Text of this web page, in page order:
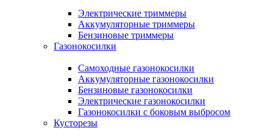
Электрические триммеры
Аккумуляторные триммеры
Бензиновые триммеры
Газонокосилки
Самоходные газонокосилки
Аккумуляторные газонокосилки
Бензиновые газонокосилки
Электрические газонокосилки
Газонокосилки с боковым выбросом
Кусторезы